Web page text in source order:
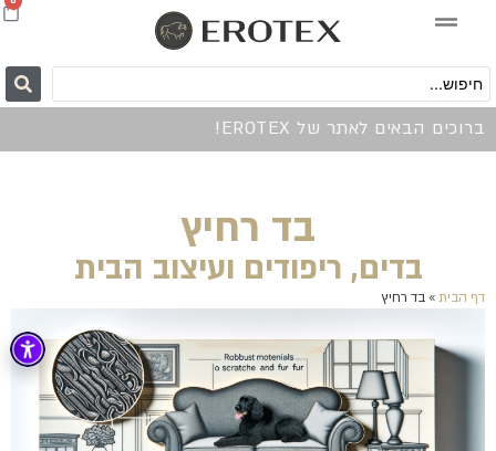
ברוכים הבאים לאתר של EROTEX!
בד רחיץ
בדים, ריפודים ועיצוב הבית
דף הבית» בד רחיץ